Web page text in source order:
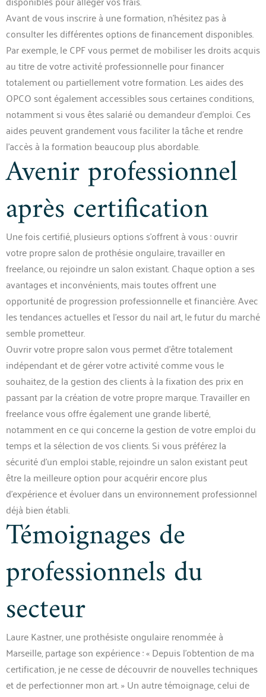
Avant de vous inscrire à une formation, n’hésitez pas à
consulter les différentes options de financement disponibles.
Par exemple, le CPF vous permet de mobiliser les droits acquis
au titre de votre activité professionnelle pour financer
totalement ou partiellement votre formation. Les aides des
OPCO sont également accessibles sous certaines conditions,
notamment si vous êtes salarié ou demandeur d’emploi. Ces
aides peuvent grandement vous faciliter la tâche et rendre
l’accès à la formation beaucoup plus abordable.
Avenir professionnel
après certification
Une fois certifié, plusieurs options s’offrent à vous : ouvrir
votre propre salon de prothésie ongulaire, travailler en
freelance, ou rejoindre un salon existant. Chaque option a ses
avantages et inconvénients, mais toutes offrent une
opportunité de progression professionnelle et financière. Avec
les tendances actuelles et l’essor du nail art, le futur du marché
semble prometteur.
Ouvrir votre propre salon vous permet d’être totalement
indépendant et de gérer votre activité comme vous le
souhaitez, de la gestion des clients à la fixation des prix en
passant par la création de votre propre marque. Travailler en
freelance vous offre également une grande liberté,
notamment en ce qui concerne la gestion de votre emploi du
temps et la sélection de vos clients. Si vous préférez la
sécurité d’un emploi stable, rejoindre un salon existant peut
être la meilleure option pour acquérir encore plus
d’expérience et évoluer dans un environnement professionnel
déjà bien établi.
Témoignages de
professionnels du
secteur
Laure Kastner, une prothésiste ongulaire renommée à
Marseille, partage son expérience : « Depuis l’obtention de ma
certification, je ne cesse de découvrir de nouvelles techniques
et de perfectionner mon art. » Un autre témoignage, celui de